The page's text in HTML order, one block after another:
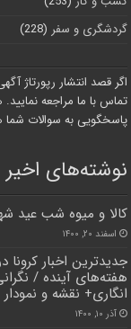
گردشگری و سفر (228)
اگر قصد انتشار رپورتاژ
تماس با ما مراجعه
پاسخگویی به سوالات
نوشته‌های اخیر
کالا و میوه شب عید
اسفند ۲۰, ۱۴۰۰
جدیدترین اخبار کرونا
هفته‌های آینده /
انگاری+ نقشه و نمودار
آذر ۱۰, ۱۴۰۰